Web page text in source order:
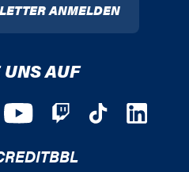
ANMELDEN
UNS AUF